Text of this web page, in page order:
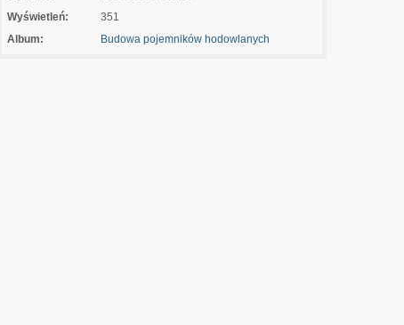
Wyświetleń:
351
Album:
Budowa pojemników hodowlanych